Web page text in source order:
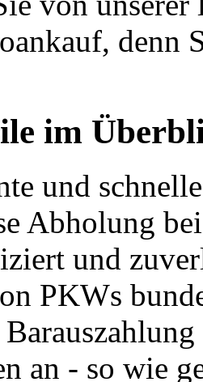
denn
im
und
Abholung
und
PKWs
an - so wie